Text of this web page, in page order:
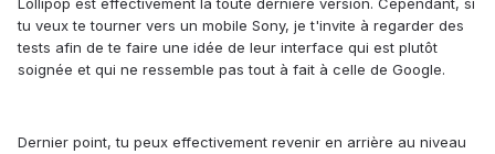
Lollipop est effectivement la toute dernière version. Cependant, si
tu veux te tourner vers un mobile Sony, je t'invite à regarder des
tests afin de te faire une idée de leur interface qui est plutôt
soignée et qui ne ressemble pas tout à fait à celle de Google.
Dernier point, tu peux effectivement revenir en arrière au niveau